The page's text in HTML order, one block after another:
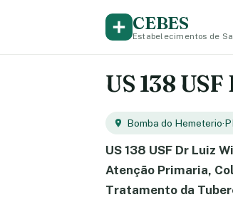
CEBES
Estabelecimentos de
US 138
Bomba do Hemeterio·
US 138 USF Dr Luiz
Atenção Primaria,
Tratamento da